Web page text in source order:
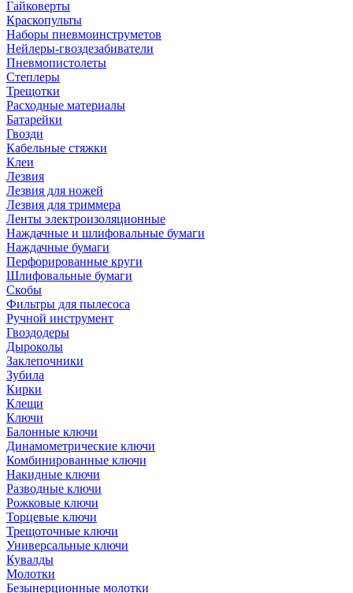
Гайковерты
Краскопульты
Наборы пневмоинструметов
Нейлеры-гвоздезабиватели
Пневмопистолеты
Степлеры
Трещотки
Расходные материалы
Батарейки
Гвозди
Кабельные стяжки
Клеи
Лезвия
Лезвия для ножей
Лезвия для триммера
Ленты электроизоляционные
Наждачные и шлифовальные бумаги
Наждачные бумаги
Перфорированные круги
Шлифовальные бумаги
Скобы
Фильтры для пылесоса
Ручной инструмент
Гвоздодеры
Дыроколы
Заклепочники
Зубила
Кирки
Клещи
Ключи
Балонные ключи
Динамометрические ключи
Комбинированные ключи
Накидные ключи
Разводные ключи
Рожковые ключи
Торцевые ключи
Трещоточные ключи
Универсальные ключи
Кувалды
Молотки
Безынерционные молотки